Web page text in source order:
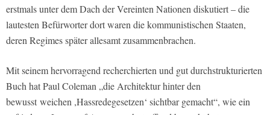
erstmals unter dem Dach der Vereinten Nationen diskutiert – die
lautesten Befürworter dort waren die kommunistischen Staaten,
deren Regimes später allesamt zusammenbrachen.
Mit seinem hervorragend recherchierten und gut durchstrukturierten
Buch hat Paul Coleman „die Architektur hinter den
bewusst weichen ,Hassredegesetzen‘ sichtbar gemacht“, wie ein